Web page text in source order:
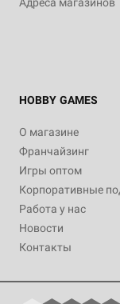
Адреса магазинов
HOBBY GAMES
О магазине
Франчайзинг
Игры оптом
Корпоративные
Работа у нас
Новости
Контакты